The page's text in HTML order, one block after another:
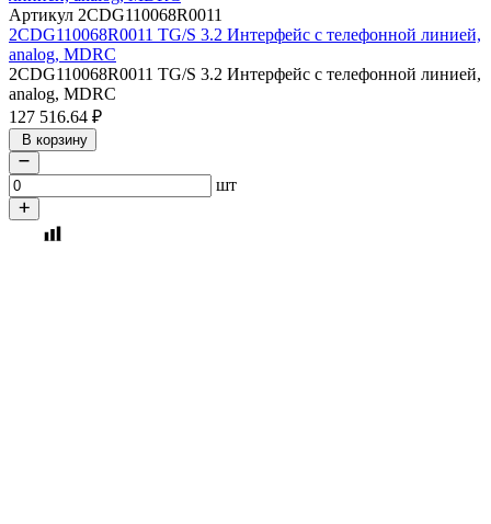
Артикул 2CDG110068R0011
2CDG110068R0011 TG/S 3.2 Интерфейс с телефонной линией,
analog, MDRC
2CDG110068R0011 TG/S 3.2 Интерфейс с телефонной линией,
analog, MDRC
127 516.64 ₽
В корзину
шт